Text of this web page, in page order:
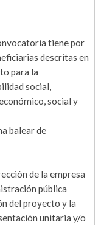
tiene por
descritas en
para la
social,
social y
balear de
de la empresa
pública
del proyecto y la
unitaria y/o